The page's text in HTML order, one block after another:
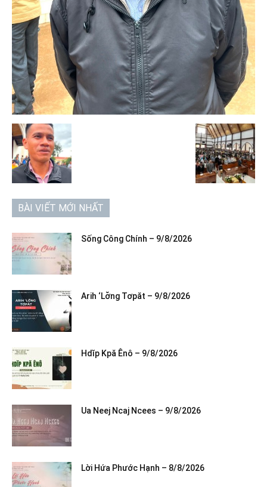
BÀI VIẾT MỚI NHẤT
Sống Công Chính – 9/8/2026
Arih ‘Lơ̆ng Tơpăt – 9/8/2026
Hdĭp Kpă Ênô – 9/8/2026
Ua Neej Ncaj Ncees – 9/8/2026
Lời Hứa Phước Hạnh – 8/8/2026